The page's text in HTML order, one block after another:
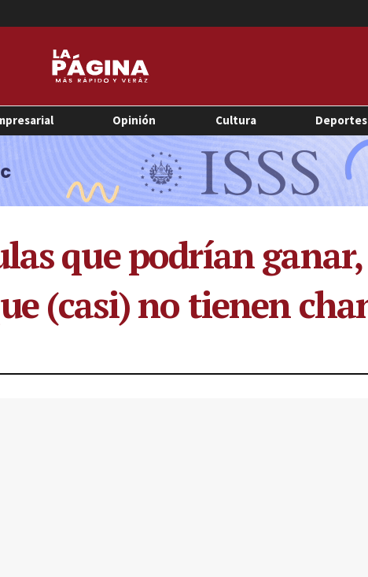
Opinión Cultura Deportes
que podrían
(casi) no tienen